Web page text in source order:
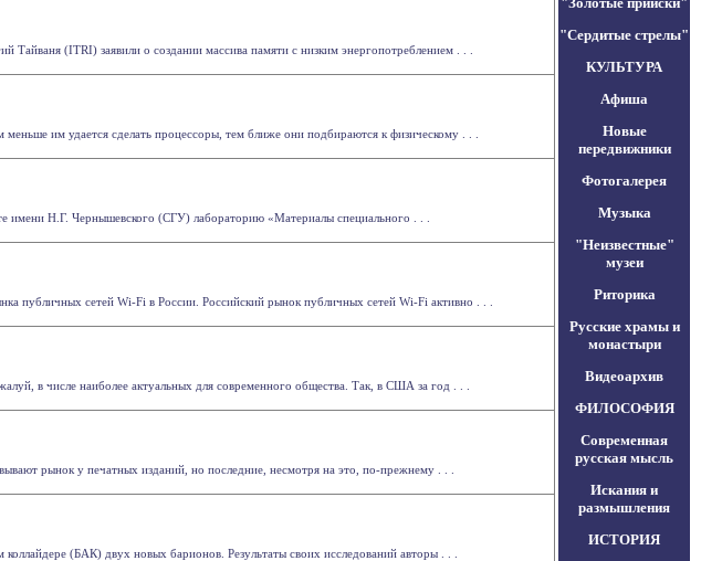
(ITRI) заявили о создании массива памяти с низким энергопотреблением . . .
им удается сделать процессоры, тем ближе они подбираются к физическому . . .
имени Н.Г. Чернышевского (СГУ) лабораторию «Материалы специального . . .
публичных сетей Wi-Fi в России. Российский рынок публичных сетей Wi-Fi активно . . .
в числе наиболее актуальных для современного общества. Так, в США за год . . .
рынок у печатных изданий, но последние, несмотря на это, по-прежнему . . .
(БАК) двух новых барионов. Результаты своих исследований авторы . . .
"Сердитые стрелы"
КУЛЬТУРА
Афиша
Новые
передвижники
Фотогалерея
Музыка
"Неизвестные"
музеи
Риторика
Русские храмы и
монастыри
Видеоархив
ФИЛОСОФИЯ
Современная
русская мысль
Искания и
размышления
ИСТОРИЯ